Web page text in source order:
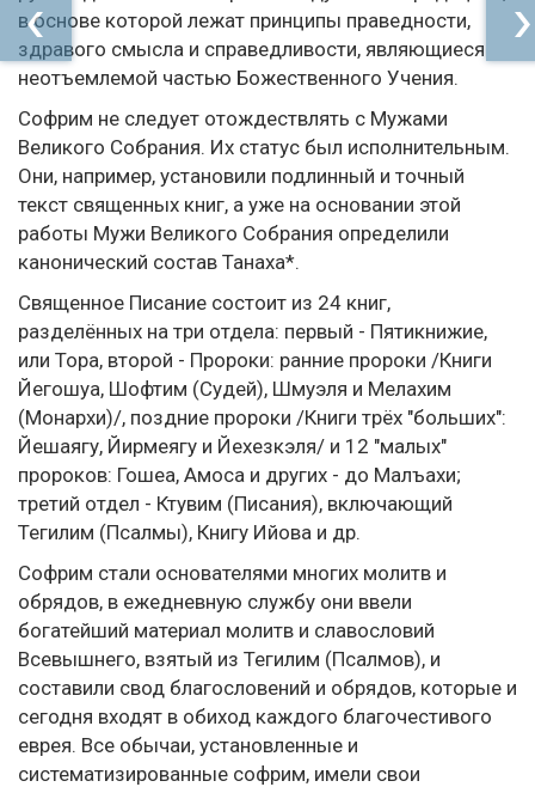
в основе которой лежат принципы праведности,
здравого смысла и справедливости, являющиеся
неотъемлемой частью Божественного Учения.
Софрим не следует отождествлять с Мужами
Великого Собрания. Их статус был исполнительным.
Они, например, установили подлинный и точный
текст священных книг, а уже на основании этой
работы Мужи Великого Собрания определили
канонический состав Танаха*.
Священное Писание состоит из 24 книг,
разделённых на три отдела: первый - Пятикнижие,
или Тора, второй - Пророки: ранние пророки /Книги
Йегошуа, Шофтим (Судей), Шмуэля и Мелахим
(Монархи)/, поздние пророки /Книги трёх "больших":
Йешаягу, Йирмеягу и Йехезкэля/ и 12 "малых"
пророков: Гошеа, Амоса и других - до Малъахи;
третий отдел - Ктувим (Писания), включающий
Тегилим (Псалмы), Книгу Ийова и др.
Софрим стали основателями многих молитв и
обрядов, в ежедневную службу они ввели
богатейший материал молитв и славословий
Всевышнего, взятый из Тегилим (Псалмов), и
составили свод благословений и обрядов, которые и
сегодня входят в обиход каждого благочестивого
еврея. Все обычаи, установленные и
систематизированные софрим, имели свои